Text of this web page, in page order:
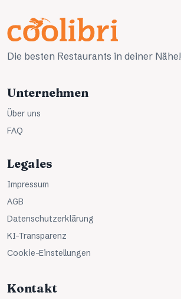
Die besten Restaurants in deiner Nähe!
Unternehmen
Über uns
FAQ
Legales
Impressum
AGB
Datenschutzerklärung
KI-Transparenz
Cookie-Einstellungen
Kontakt